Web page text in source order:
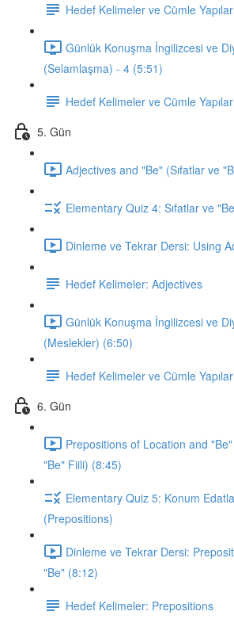
Hedef Kelimeler ve Cümle
Günlük Konuşma İngilizcesi ve
(Selamlaşma) - 4 (5:51)
Hedef Kelimeler ve Cümle
5. Gün
Adjectives and "Be" (Sıfatlar ve
Elementary Quiz 4: Sıfatlar ve
Dinleme ve Tekrar Dersi: Using
Hedef Kelimeler: Adjectives
Günlük Konuşma İngilizcesi ve
(Meslekler) (6:50)
Hedef Kelimeler ve Cümle
6. Gün
Prepositions of Location and
"Be" Fiili) (8:45)
Elementary Quiz 5: Konum
(Prepositions)
Dinleme ve Tekrar Dersi:
"Be" (8:12)
Hedef Kelimeler: Prepositions